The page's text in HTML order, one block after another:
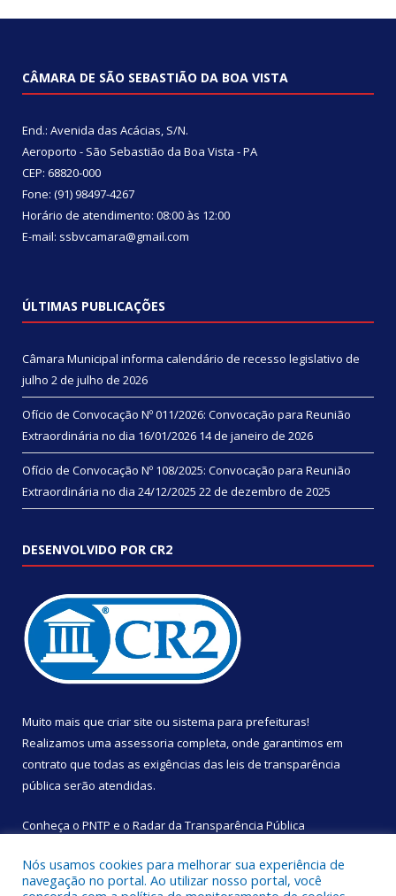
CÂMARA DE SÃO SEBASTIÃO DA BOA VISTA
End.: Avenida das Acácias, S/N.
Aeroporto - São Sebastião da Boa Vista - PA
CEP: 68820-000
Fone: (91) 98497-4267
Horário de atendimento: 08:00 às 12:00
E-mail: ssbvcamara@gmail.com
ÚLTIMAS PUBLICAÇÕES
Câmara Municipal informa calendário de recesso legislativo de
julho 2 de julho de 2026
Ofício de Convocação Nº 011/2026: Convocação para Reunião
Extraordinária no dia 16/01/2026 14 de janeiro de 2026
Ofício de Convocação Nº 108/2025: Convocação para Reunião
Extraordinária no dia 24/12/2025 22 de dezembro de 2025
DESENVOLVIDO POR CR2
Muito mais que criar site ou sistema para prefeituras!
Realizamos uma assessoria completa, onde garantimos em
contrato que todas as exigências das leis de transparência
pública serão atendidas.
Conheça o PNTP e o Radar da Transparência Pública
Nós usamos cookies para melhorar sua experiência de
navegação no portal. Ao utilizar nosso portal, você